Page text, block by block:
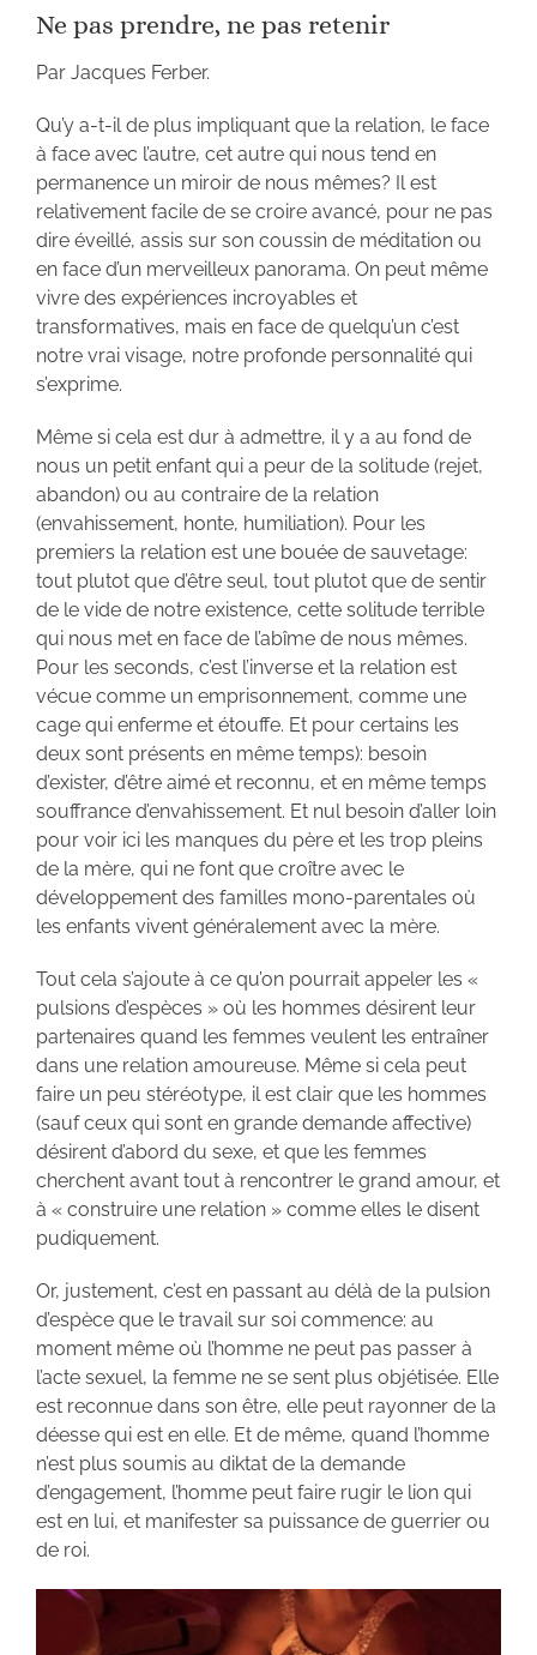
Ne pas prendre, ne pas retenir
Par Jacques Ferber.
Qu’y a-t-il de plus impliquant que la relation, le face
à face avec l’autre, cet autre qui nous tend en
permanence un miroir de nous mêmes? Il est
relativement facile de se croire avancé, pour ne pas
dire éveillé, assis sur son coussin de méditation ou
en face d’un merveilleux panorama. On peut même
vivre des expériences incroyables et
transformatives, mais en face de quelqu’un c’est
notre vrai visage, notre profonde personnalité qui
s’exprime.
Même si cela est dur à admettre, il y a au fond de
nous un petit enfant qui a peur de la solitude (rejet,
abandon) ou au contraire de la relation
(envahissement, honte, humiliation). Pour les
premiers la relation est une bouée de sauvetage:
tout plutot que d’être seul, tout plutot que de sentir
de le vide de notre existence, cette solitude terrible
qui nous met en face de l’abîme de nous mêmes.
Pour les seconds, c’est l’inverse et la relation est
vécue comme un emprisonnement, comme une
cage qui enferme et étouffe. Et pour certains les
deux sont présents en même temps): besoin
d’exister, d’être aimé et reconnu, et en même temps
souffrance d’envahissement. Et nul besoin d’aller loin
pour voir ici les manques du père et les trop pleins
de la mère, qui ne font que croître avec le
développement des familles mono-parentales où
les enfants vivent généralement avec la mère.
Tout cela s’ajoute à ce qu’on pourrait appeler les «
pulsions d’espèces » où les hommes désirent leur
partenaires quand les femmes veulent les entraîner
dans une relation amoureuse. Même si cela peut
faire un peu stéréotype, il est clair que les hommes
(sauf ceux qui sont en grande demande affective)
désirent d’abord du sexe, et que les femmes
cherchent avant tout à rencontrer le grand amour, et
à « construire une relation » comme elles le disent
pudiquement.
Or, justement, c’est en passant au délà de la pulsion
d’espèce que le travail sur soi commence: au
moment même où l’homme ne peut pas passer à
l’acte sexuel, la femme ne se sent plus objétisée. Elle
est reconnue dans son être, elle peut rayonner de la
déesse qui est en elle. Et de même, quand l’homme
n’est plus soumis au diktat de la demande
d’engagement, l’homme peut faire rugir le lion qui
est en lui, et manifester sa puissance de guerrier ou
de roi.